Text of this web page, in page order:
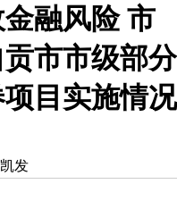
融风险 市
市市级部分
目实施情况
发